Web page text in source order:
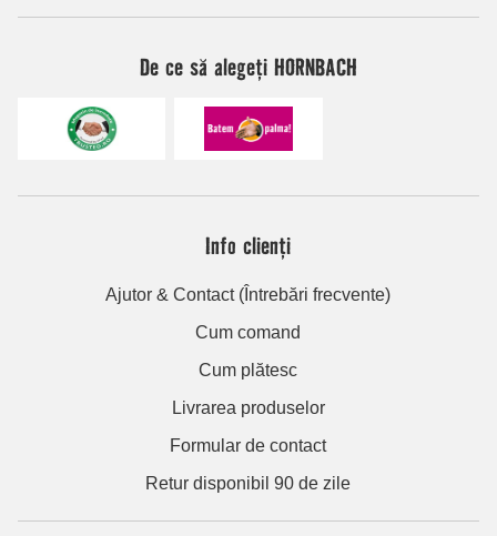
De ce să alegeți HORNBACH
Info clienți
Ajutor & Contact (Întrebări frecvente)
Cum comand
Cum plătesc
Livrarea produselor
Formular de contact
Retur disponibil 90 de zile